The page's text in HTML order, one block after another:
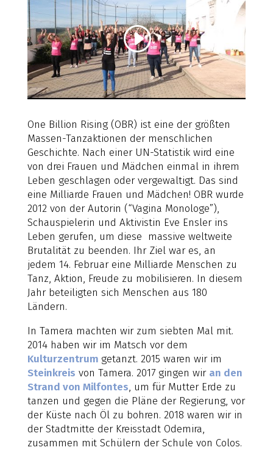
One Billion Rising (OBR) ist eine der größten
Massen-Tanzaktionen der menschlichen
Geschichte. Nach einer UN-Statistik wird eine
von drei Frauen und Mädchen einmal in ihrem
Leben geschlagen oder vergewaltigt. Das sind
eine Milliarde Frauen und Mädchen! OBR wurde
2012 von der Autorin (“Vagina Monologe”),
Schauspielerin und Aktivistin Eve Ensler ins
Leben gerufen, um diese massive weltweite
Brutalität zu beenden. Ihr Ziel war es, an
jedem 14. Februar eine Milliarde Menschen zu
Tanz, Aktion, Freude zu mobilisieren. In diesem
Jahr beteiligten sich Menschen aus 180
Ländern.
In Tamera machten wir zum siebten Mal mit.
2014 haben wir im Matsch vor dem
Kulturzentrum getanzt. 2015 waren wir im
Steinkreis von Tamera. 2017 gingen wir an den
Strand von Milfontes, um für Mutter Erde zu
tanzen und gegen die Pläne der Regierung, vor
der Küste nach Öl zu bohren. 2018 waren wir in
der Stadtmitte der Kreisstadt Odemira,
zusammen mit Schülern der Schule von Colos.